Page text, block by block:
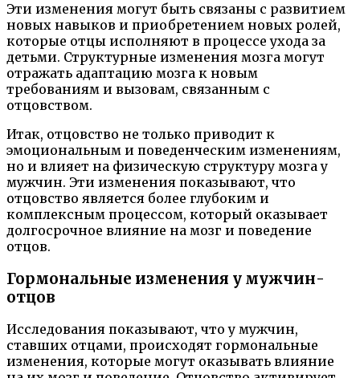
Эти изменения могут быть связаны с развитием
новых навыков и приобретением новых ролей,
которые отцы исполняют в процессе ухода за
детьми. Структурные изменения мозга могут
отражать адаптацию мозга к новым
требованиям и вызовам, связанным с
отцовством.
Итак, отцовство не только приводит к
эмоциональным и поведенческим изменениям,
но и влияет на физическую структуру мозга у
мужчин. Эти изменения показывают, что
отцовство является более глубоким и
комплексным процессом, который оказывает
долгосрочное влияние на мозг и поведение
отцов.
Гормональные изменения у мужчин-
отцов
Исследования показывают, что у мужчин,
ставших отцами, происходят гормональные
изменения, которые могут оказывать влияние